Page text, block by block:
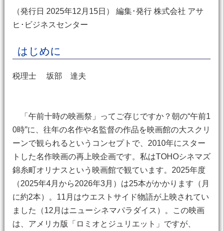
（発行日 2025年12月15日） 編集･発行 株式会社 アサ
ヒ･ビジネスセンター
はじめに
税理士 坂部 達夫
「午前十時の映画祭」ってご存じですか？朝の“午前1
0時”に、往年の名作や名監督の作品を映画館の大スクリ
ーンで観られるというコンセプトで、2010年にスター
トした名作映画の再上映企画です。私はTOHOシネマズ
錦糸町オリナスという映画館で観ています。2025年度
（2025年4月から2026年3月）は25本がかかります（月
に約2本）。11月はウエストサイド物語が上映されてい
ました（12月はニューシネマパラダイス）。この映画
は、アメリカ版「ロミオとジュリエット」ですが、